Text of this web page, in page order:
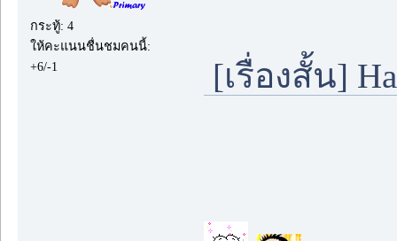
กระทู้: 4
ให้คะแนนชื่นชมคนนี้:
+6/-1
[เรื่องสั้น]